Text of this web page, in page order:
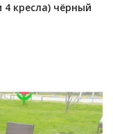
4 кресла) чёрный